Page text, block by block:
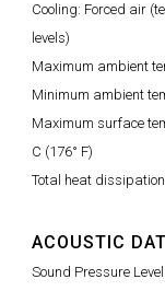
Cooling: Forced air
levels)
Maximum ambient
Minimum ambient
Maximum surface
C (176° F)
Total heat
ACOUSTIC
Sound Pressure